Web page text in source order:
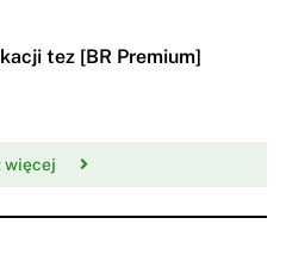
tez [BR Premium]
więcej